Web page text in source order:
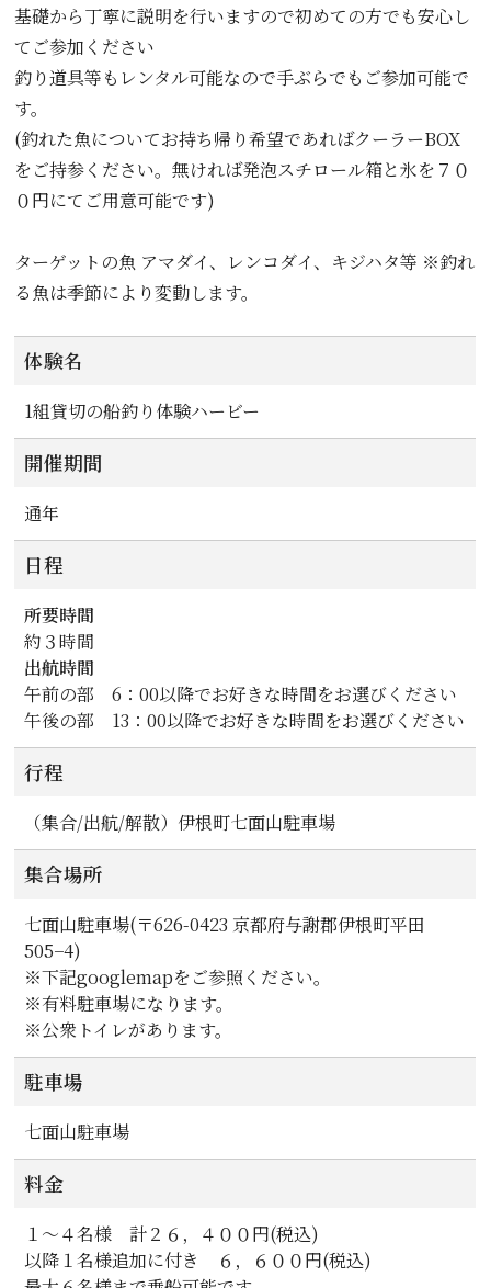
基礎から丁寧に説明を行いますので初めての方でも安心し
てご参加ください
釣り道具等もレンタル可能なので手ぶらでもご参加可能で
す。
(釣れた魚についてお持ち帰り希望であればクーラーBOX
をご持参ください。無ければ発泡スチロール箱と氷を７０
０円にてご用意可能です)
ターゲットの魚 アマダイ、レンコダイ、キジハタ等 ※釣れ
る魚は季節により変動します。
体験名
1組貸切の船釣り体験ハービー
開催期間
通年
日程
所要時間
約３時間
出航時間
午前の部 6：00以降でお好きな時間をお選びください
午後の部 13：00以降でお好きな時間をお選びください
行程
（集合/出航/解散）伊根町七面山駐車場
集合場所
七面山駐車場(〒626-0423 京都府与謝郡伊根町平田
505−4)
※下記googlemapをご参照ください。
※有料駐車場になります。
※公衆トイレがあります。
駐車場
七面山駐車場
料金
１～４名様 計２６，４００円(税込)
以降１名様追加に付き ６，６００円(税込)